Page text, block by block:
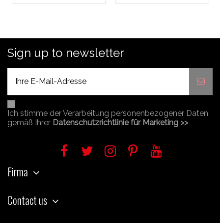
Sign up to newsletter
Ich stimme der Verarbeitung personenbezogener Daten
gemäß Ihrer Datenschutzrichtlinie für Marketing >>
Firma
Contact us